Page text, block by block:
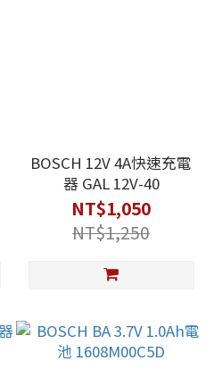
BOSCH 12V 4A快速充電
器 GAL 12V-40
NT$1,050
NT$1,250